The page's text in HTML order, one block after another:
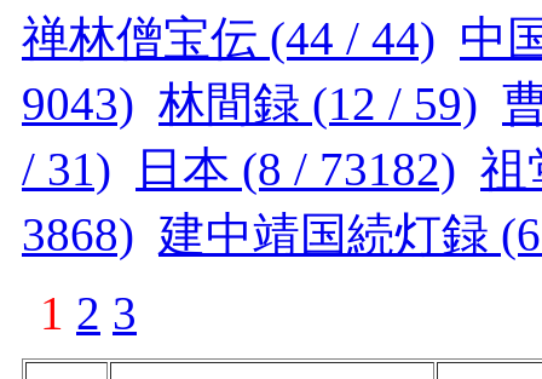
禅林僧宝伝 (44 / 44) 中
9043) 林間録 (12 / 59)
/ 31)
日本 (8 / 73182) 祖
3868) 建中靖国続灯録
1 2 3